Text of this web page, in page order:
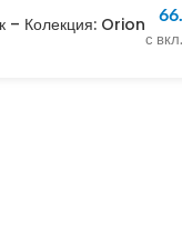
– Колекция: Orion
с